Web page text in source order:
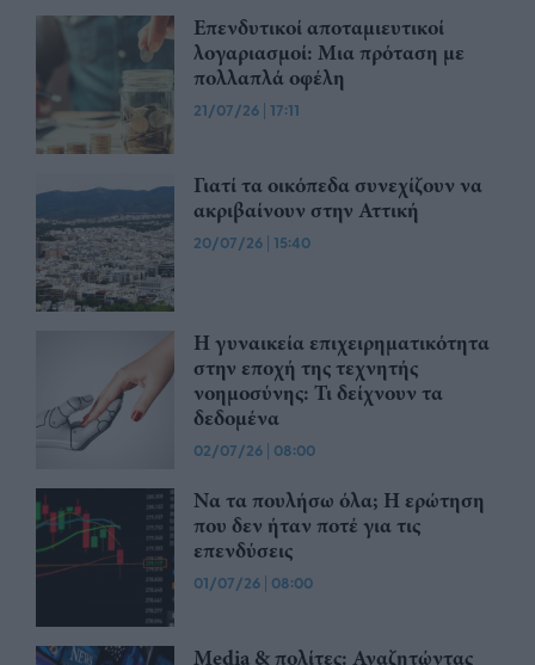
Επενδυτικοί αποταμιευτικοί
λογαριασμοί: Μια πρόταση με
πολλαπλά οφέλη
21/07/26 | 17:11
Γιατί τα οικόπεδα συνεχίζουν να
ακριβαίνουν στην Αττική
20/07/26 | 15:40
Η γυναικεία επιχειρηματικότητα
στην εποχή της τεχνητής
νοημοσύνης: Τι δείχνουν τα
δεδομένα
02/07/26 | 08:00
Να τα πουλήσω όλα; Η ερώτηση
που δεν ήταν ποτέ για τις
επενδύσεις
01/07/26 | 08:00
Media & πολίτες: Αναζητώντας